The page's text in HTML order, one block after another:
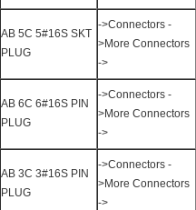
AB 5C 5#16S SKT
PLUG
->Connectors -
>More Connectors
->
AB 6C 6#16S PIN
PLUG
->Connectors -
>More Connectors
->
AB 3C 3#16S PIN
PLUG
->Connectors -
>More Connectors
->